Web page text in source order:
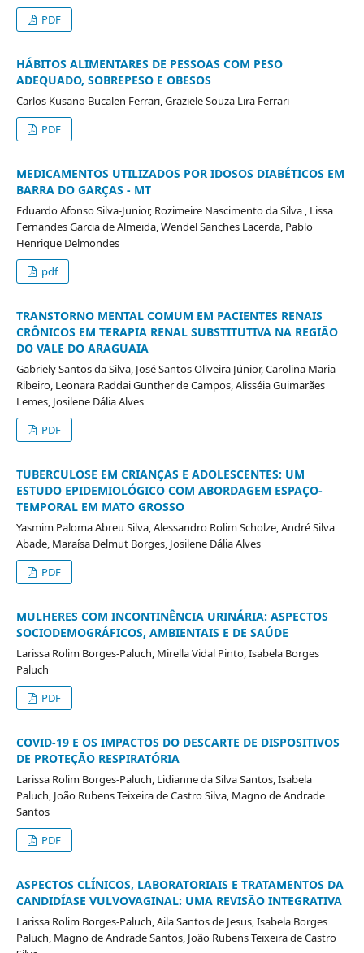
PDF
HÁBITOS ALIMENTARES DE PESSOAS COM PESO
ADEQUADO, SOBREPESO E OBESOS
Carlos Kusano Bucalen Ferrari, Graziele Souza Lira Ferrari
PDF
MEDICAMENTOS UTILIZADOS POR IDOSOS DIABÉTICOS EM
BARRA DO GARÇAS - MT
Eduardo Afonso Silva-Junior, Rozimeire Nascimento da Silva , Lissa
Fernandes Garcia de Almeida, Wendel Sanches Lacerda, Pablo
Henrique Delmondes
pdf
TRANSTORNO MENTAL COMUM EM PACIENTES RENAIS
CRÔNICOS EM TERAPIA RENAL SUBSTITUTIVA NA REGIÃO
DO VALE DO ARAGUAIA
Gabriely Santos da Silva, José Santos Oliveira Júnior, Carolina Maria
Ribeiro, Leonara Raddai Gunther de Campos, Alisséia Guimarães
Lemes, Josilene Dália Alves
PDF
TUBERCULOSE EM CRIANÇAS E ADOLESCENTES: UM
ESTUDO EPIDEMIOLÓGICO COM ABORDAGEM ESPAÇO-
TEMPORAL EM MATO GROSSO
Yasmim Paloma Abreu Silva, Alessandro Rolim Scholze, André Silva
Abade, Maraísa Delmut Borges, Josilene Dália Alves
PDF
MULHERES COM INCONTINÊNCIA URINÁRIA: ASPECTOS
SOCIODEMOGRÁFICOS, AMBIENTAIS E DE SAÚDE
Larissa Rolim Borges-Paluch, Mirella Vidal Pinto, Isabela Borges
Paluch
PDF
COVID-19 E OS IMPACTOS DO DESCARTE DE DISPOSITIVOS
DE PROTEÇÃO RESPIRATÓRIA
Larissa Rolim Borges-Paluch, Lidianne da Silva Santos, Isabela
Paluch, João Rubens Teixeira de Castro Silva, Magno de Andrade
Santos
PDF
ASPECTOS CLÍNICOS, LABORATORIAIS E TRATAMENTOS DA
CANDIDÍASE VULVOVAGINAL: UMA REVISÃO INTEGRATIVA
Larissa Rolim Borges-Paluch, Aila Santos de Jesus, Isabela Borges
Paluch, Magno de Andrade Santos, João Rubens Teixeira de Castro